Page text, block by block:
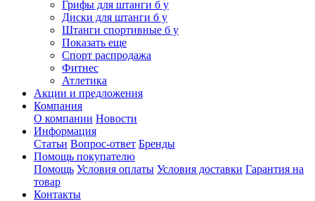
Грифы для штанги б у
Диски для штанги б у
Штанги спортивные б у
Показать еще
Спорт распродажа
Фитнес
Атлетика
Акции и предложения
Компания
О компании Новости
Информация
Статьи Вопрос-ответ Бренды
Помощь покупателю
Помощь Условия оплаты Условия доставки Гарантия на
товар
Контакты